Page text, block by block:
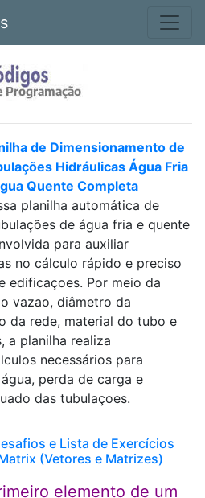
de Dimensionamento de
Hidráulicas Água Fria
Quente Completa
planilha automática de
de água fria e quente
para auxiliar
no cálculo rápido e preciso
edificaçoes. Por meio da
vazao, diâmetro da
da rede, material do tubo e
a planilha realiza
necessários para
perda de carga e
das tubulaçoes.
e Lista de Exercícios
(Vetores e Matrizes)
elemento de um